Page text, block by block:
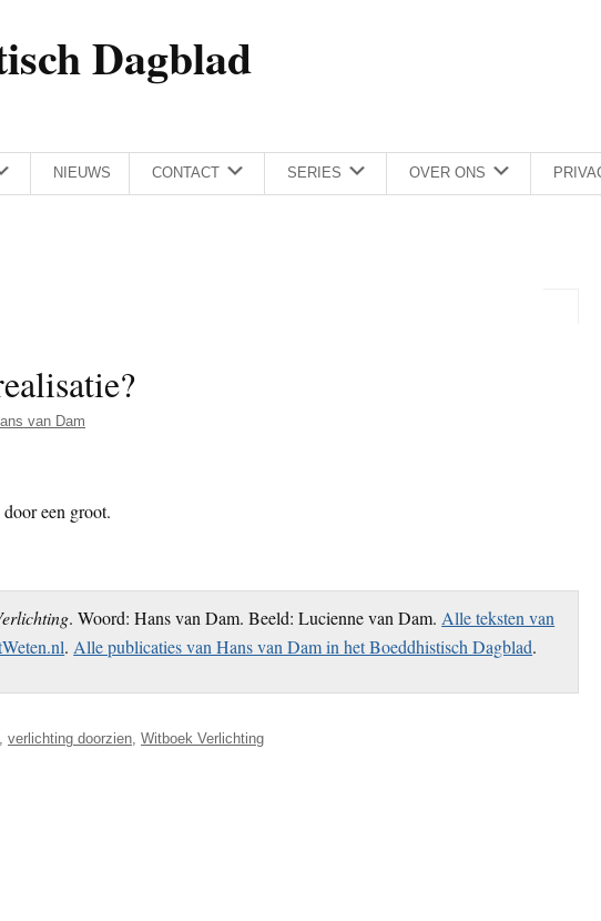
Dagblad
NIEUWS CONTACT SERIES OVER ONS
van Dam
een groot.
. Woord: Hans van Dam. Beeld: Lucienne van Dam.Alle teksten van
.Alle publicaties van Hans van Dam in het Boeddhistisch Dagblad.
verlichting doorzien Witboek Verlichting